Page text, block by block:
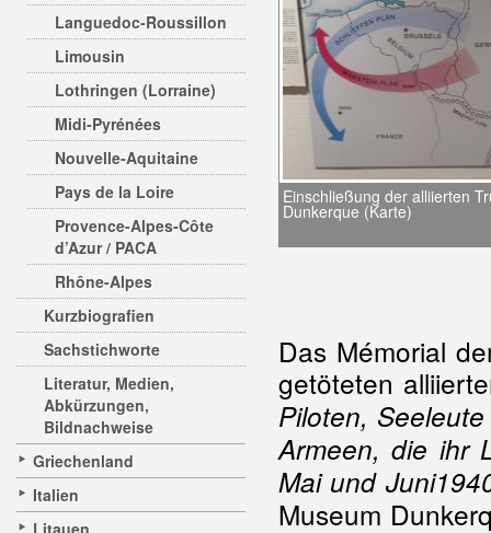
Languedoc-Roussillon
Limousin
Lothringen (Lorraine)
Midi-Pyrénées
Nouvelle-Aquitaine
Pays de la Loire
Provence-Alpes-Côte
d’Azur / PACA
Rhône-Alpes
Kurzbiografien
Sachstichworte
Literatur, Medien,
Abkürzungen,
Bildnachweise
Griechenland
Italien
Litauen
Einschließung der alliierten
Dunkerque (Karte)
Das Mémorial
getöteten
Piloten,
Armeen, die ihr
Mai und
Museum